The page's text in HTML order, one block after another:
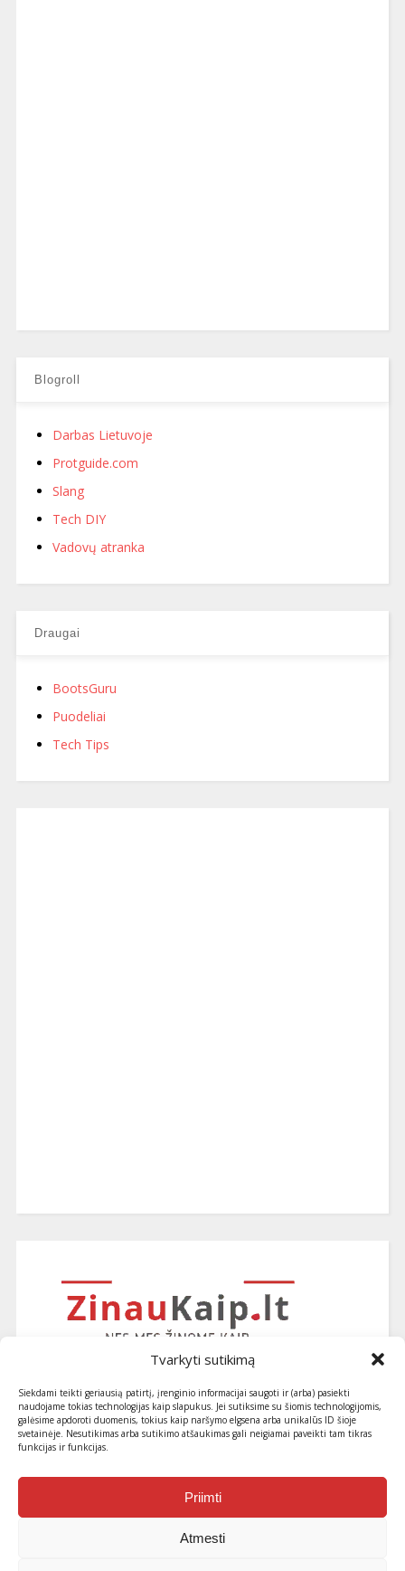
Tvarkyti sutikimą
Siekdami teikti geriausią patirtį, įrenginio informacijai saugoti ir (arba) pasiekti
naudojame tokias technologijas kaip slapukus. Jei sutiksime su šiomis technologijomis,
galėsime apdoroti duomenis, tokius kaip naršymo elgsena arba unikalūs ID šioje
svetainėje. Nesutikimas arba sutikimo atšaukimas gali neigiamai paveikti tam tikras
funkcijas ir funkcijas.
Priimti
Atmesti
Blogroll
Darbas Lietuvoje
Protguide.com
Slang
Tech DIY
Vadovų atranka
Draugai
BootsGuru
Puodeliai
Tech Tips
Užsiprenumeruokite naujausius
straipsnius ir patarimus